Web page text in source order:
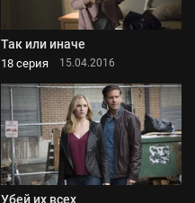
Так или иначе
18 серия 15.04.2016
Убей их всех